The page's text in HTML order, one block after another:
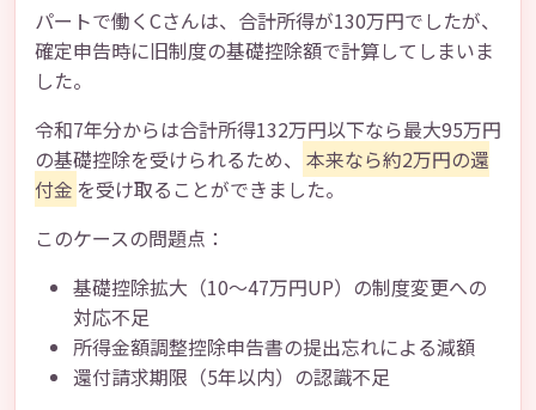
パートで働くCさんは、合計所得が130万円でしたが、
確定申告時に旧制度の基礎控除額で計算してしまいま
した。
令和7年分からは合計所得132万円以下なら最大95万円
の基礎控除を受けられるため、 本来なら約2万円の還
付金 を受け取ることができました。
このケースの問題点：
基礎控除拡大（10～47万円UP）の制度変更への
対応不足
所得金額調整控除申告書の提出忘れによる減額
還付請求期限（5年以内）の認識不足